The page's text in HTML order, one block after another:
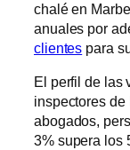
chalé en
anuales por
clientes para
El perfil de las
inspectores
abogados,
3% supera los